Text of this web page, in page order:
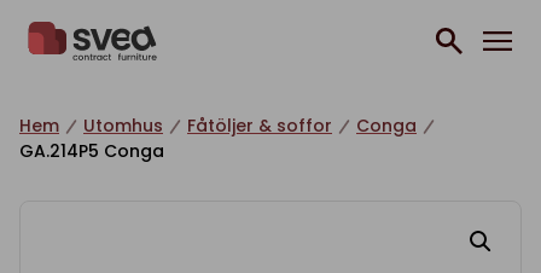
Hem Utomhus Fåtöljer & soffor
Conga
GA.214P5 Conga